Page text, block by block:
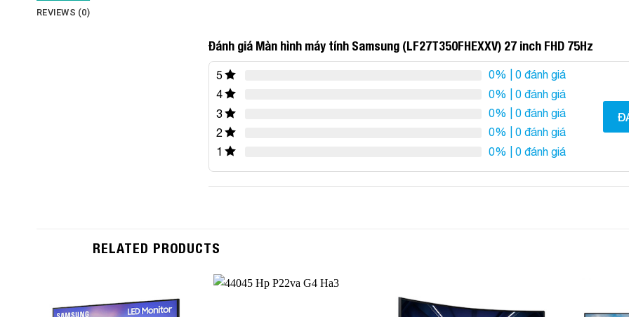
REVIEWS (0)
Đánh giá Màn hình máy tính Samsung (LF27T350FHEXXV) 27 inch FHD 75Hz
5 0% | 0 đánh giá
4
0% | 0 đánh giá
3
0% | 0 đánh giá
2
0% | 0 đánh giá
1
0% | 0 đánh giá
RELATED PRODUCTS
Add to
Add to